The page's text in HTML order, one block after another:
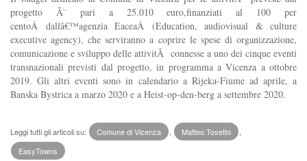
progetto Ã¨ pari a 25.010 euro,finanziati al 100 per
centoÂ dallâ€™agenzia EaceaÂ (Education, audiovisual & culture
executive agency), che serviranno a coprire le spese di organizzazione,
comunicazione e sviluppo delle attivitÃ connesse a uno dei cinque eventi
transnazionali previsti dal progetto, in programma a Vicenza a ottobre
2019. Gli altri eventi sono in calendario a Rijeka-Fiume ad aprile, a
Banska Bystrica a marzo 2020 e a Heist-op-den-berg a settembre 2020.
Leggi tutti gli articoli su: Comune di Vicenza Matteo Tosetto
EasyTowns